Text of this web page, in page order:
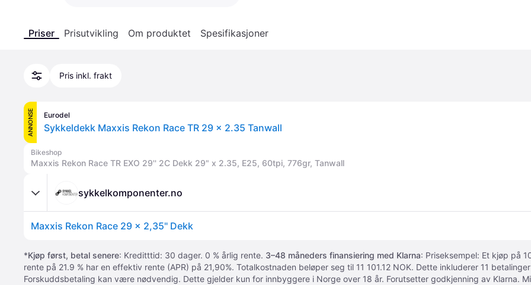
Priser Prisutvikling Om produktet Spesifikasjoner
Pris inkl. frakt
ANNONSE Eurodel
Sykkeldekk Maxxis Rekon Race TR 29 x 2.35 Tanwall
Bikeshop
Maxxis Rekon Race TR EXO 29'' 2C Dekk 29" x 2.35, E25, 60tpi, 776gr, Tanwall
sykkelkomponenter.no
Maxxis Rekon Race 29 x 2,35" Dekk
*Kjøp først, betal senere: Kreditttid: 30 dager. 0 % årlig rente. 3–48 måneders finansiering med Klarna: Priseksempel: Et kjøp på
rente på 21.9 % har en effektiv rente (APR) på 21,90%. Totalkostnaden beløper seg til 11 101.12 NOK. Dette inkluderer 11
Forskuddsbetaling kan være nødvendig. Dette gjelder kun for innbyggere i Norge over 18 år. Forutsetter godkjenning av Klarna.